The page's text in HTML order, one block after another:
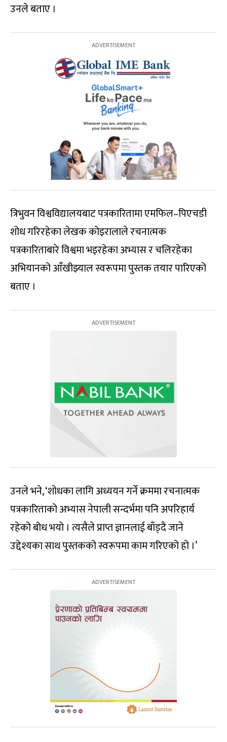
उनले बताए ।
त्रिभुवन विश्वविद्यालयबाट पत्रकारितामा एमफिल–पिएचडी
शोध गरिरहेका लेखक कोइरालाले रचनात्मक
पत्रकारिताबारे विश्वमा भइरहेका अभ्यास र चलिरहेका
अभियानको आँखीझ्याल स्वरूपमा पुस्तक तयार पारिएको
बताए ।
उनले भने, ‘शोधका लागि अध्ययन गर्ने क्रममा रचनात्मक
पत्रकारिताको अभ्यास नेपाली सन्दर्भमा पनि अपरिहार्य
रहेको बोध भयो । त्यसैले प्राप्त ज्ञानलाई बाँड्दै जाने
उद्देश्यका साथ पुस्तकको स्वरूपमा काम गरिएको हो ।’